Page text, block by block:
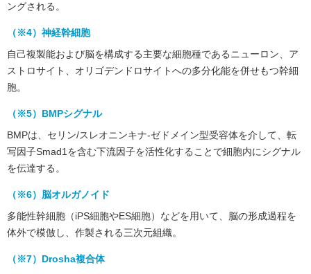
ングされる。
（※4）神経幹細胞
自己複製能および脳を構成する主要な細胞種であるニューロン、ア
ストロサイト、オリゴデンドロサイトへの多分化能を併せもつ幹細
胞。
（※5）BMPシグナル
BMPは、セリン/スレオニンキナ-ゼドメイン型受容体を介して、転
写因子Smad1を含む下流因子を活性化することで細胞内にシグナル
を伝達する。
（※6）脳オルガノイド
多能性幹細胞（iPS細胞やES細胞）などを用いて、脳の形成過程を
体外で模倣し、作製される三次元組織。
（※7）Drosha複合体